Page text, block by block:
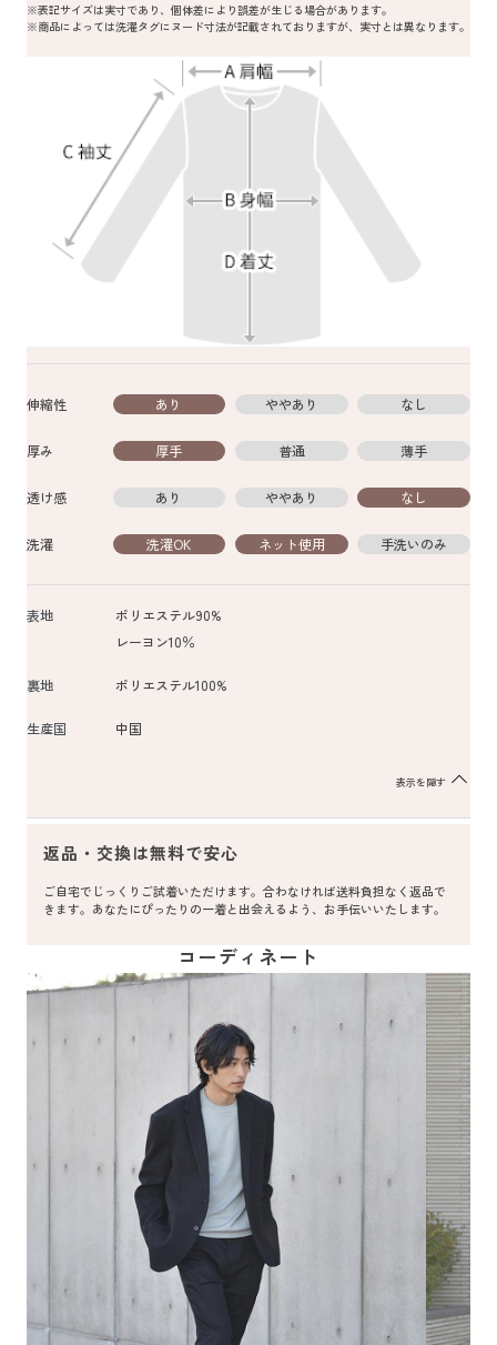
※表記サイズは実寸であり、個体差により誤差が生じる場合があります。
※商品によっては洗濯タグにヌード寸法が記載されておりますが、実寸とは異なります。
伸縮性 あり ややあり なし
厚み 厚手 普通 薄手
透け感 あり ややあり なし
洗濯 洗濯OK ネット使用 手洗いのみ
表地
ポリエステル90%
レーヨン10％
裏地 ポリエステル100%
生産国 中国
表示を隠す
返品・交換は無料で安心
ご自宅でじっくりご試着いただけます。合わなければ送料負担なく返品で
きます。あなたにぴったりの一着と出会えるよう、お手伝いいたします。
コーディネート